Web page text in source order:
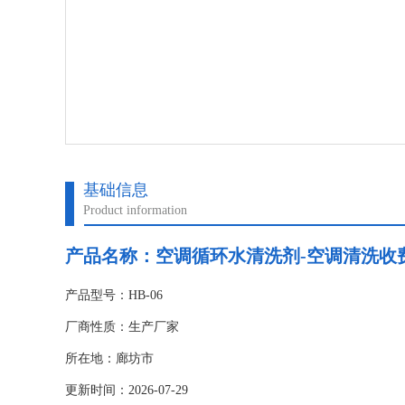
基础信息
Product information
产品名称： 空调循环水清洗剂-空调清洗收
产品型号：HB-06
厂商性质：生产厂家
所在地：廊坊市
更新时间：2026-07-29